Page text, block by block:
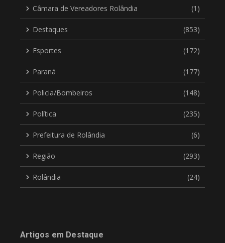
Câmara de Vereadores Rolândia (1)
Destaques (853)
Esportes (172)
Paraná (177)
Policia/Bombeiros (148)
Política (235)
Prefeitura de Rolândia (6)
Região (293)
Rolândia (24)
Artigos em Destaque